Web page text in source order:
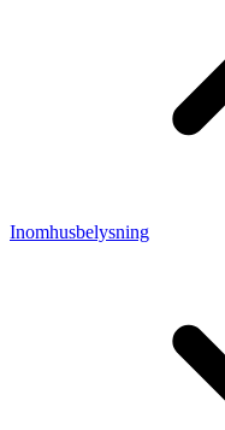
Inomhusbelysning